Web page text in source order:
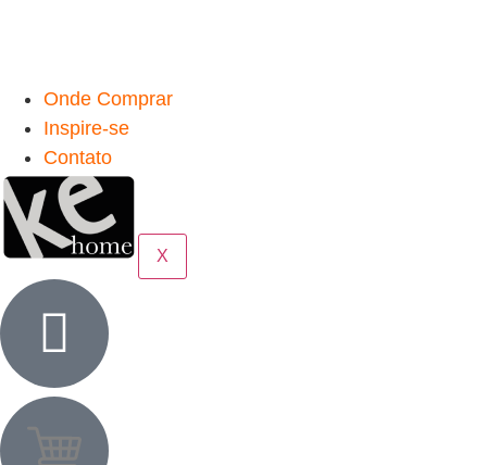
Onde Comprar
Inspire-se
Contato
X